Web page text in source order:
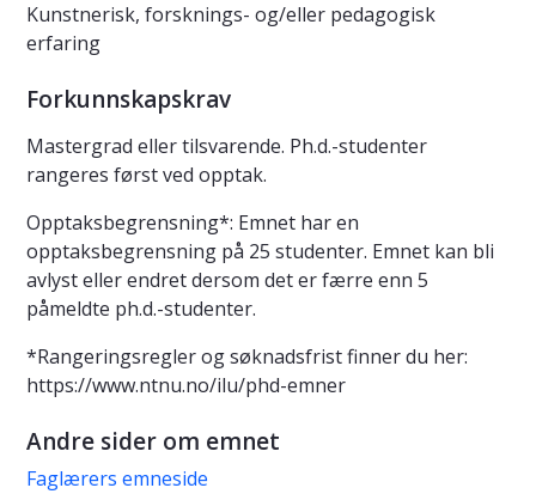
Kunstnerisk, forsknings- og/eller pedagogisk
erfaring
Forkunnskapskrav
Mastergrad eller tilsvarende. Ph.d.-studenter
rangeres først ved opptak.
Opptaksbegrensning*: Emnet har en
opptaksbegrensning på 25 studenter. Emnet kan bli
avlyst eller endret dersom det er færre enn 5
påmeldte ph.d.-studenter.
*Rangeringsregler og søknadsfrist finner du her:
https://www.ntnu.no/ilu/phd-emner
Andre sider om emnet
Faglærers emneside